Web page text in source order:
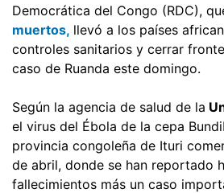
Democrática del Congo (RDC),
muertos, llevó a los países
controles sanitarios y cerrar
caso de Ruanda este domingo.
Según la agencia de salud de la
el virus del Ébola de la cepa
provincia congoleña de Ituri
de abril, donde se han reportado
fallecimientos más un caso